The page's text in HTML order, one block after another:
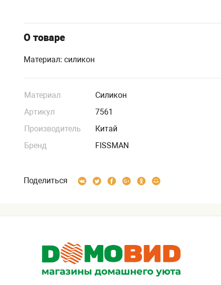
О товаре
Материал: силикон
Материал
Силикон
Артикул
7561
Производитель
Китай
Бренд
FISSMAN
Поделиться